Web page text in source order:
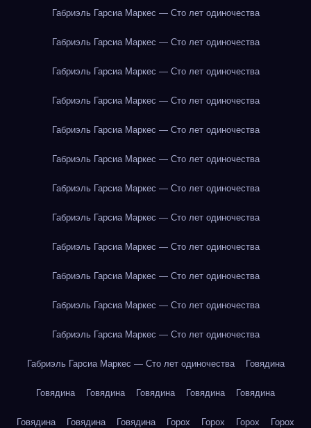
Габриэль Гарсиа Маркес — Сто лет одиночества
Габриэль Гарсиа Маркес — Сто лет одиночества
Габриэль Гарсиа Маркес — Сто лет одиночества
Габриэль Гарсиа Маркес — Сто лет одиночества
Габриэль Гарсиа Маркес — Сто лет одиночества
Габриэль Гарсиа Маркес — Сто лет одиночества
Габриэль Гарсиа Маркес — Сто лет одиночества
Габриэль Гарсиа Маркес — Сто лет одиночества
Габриэль Гарсиа Маркес — Сто лет одиночества
Габриэль Гарсиа Маркес — Сто лет одиночества
Габриэль Гарсиа Маркес — Сто лет одиночества
Габриэль Гарсиа Маркес — Сто лет одиночества
Габриэль Гарсиа Маркес — Сто лет одиночества Говядина
Говядина Говядина Говядина Говядина Говядина
Говядина Говядина Говядина Горох Горох Горох Горох